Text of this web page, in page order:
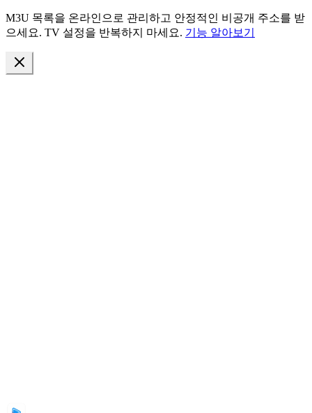
M3U 목록을 온라인으로 관리하고 안정적인 비공개 주소를 받
으세요. TV 설정을 반복하지 마세요. 기능 알아보기